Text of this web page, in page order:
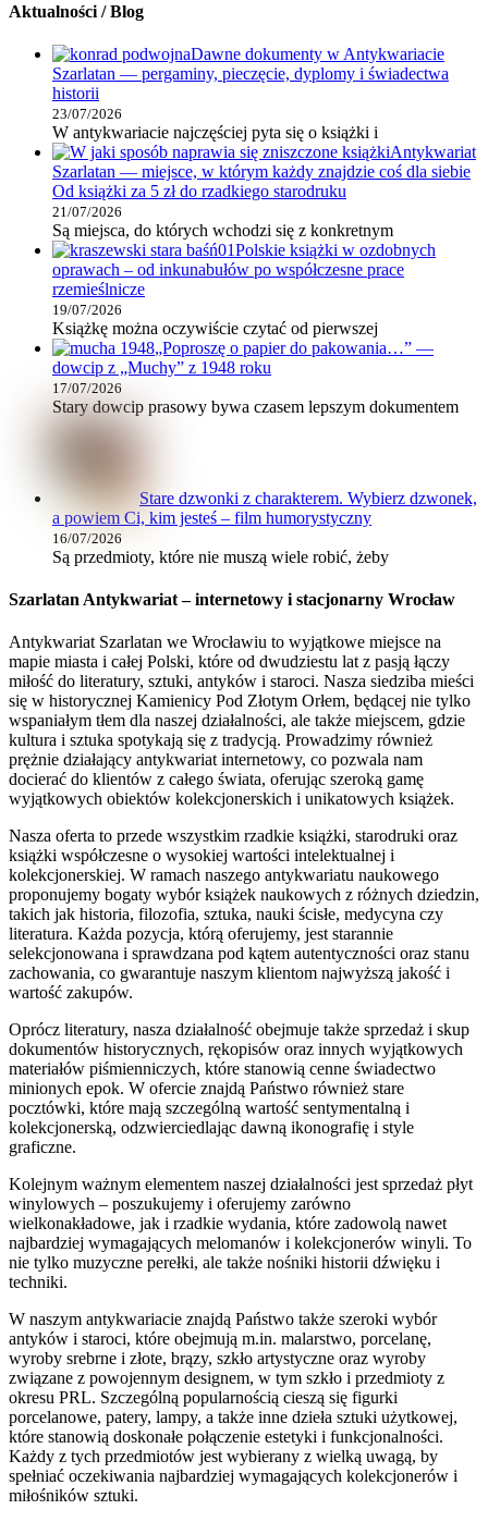
Aktualności / Blog
Dawne dokumenty w Antykwariacie
Szarlatan — pergaminy, pieczęcie, dyplomy i świadectwa
historii
23/07/2026
W antykwariacie najczęściej pyta się o książki i
Antykwariat
Szarlatan — miejsce, w którym każdy znajdzie coś dla siebie
Od książki za 5 zł do rzadkiego starodruku
21/07/2026
Są miejsca, do których wchodzi się z konkretnym
Polskie książki w ozdobnych
oprawach – od inkunabułów po współczesne prace
rzemieślnicze
19/07/2026
Książkę można oczywiście czytać od pierwszej
„Poproszę o papier do pakowania…” —
dowcip z „Muchy” z 1948 roku
17/07/2026
Stary dowcip prasowy bywa czasem lepszym dokumentem
Stare dzwonki z charakterem. Wybierz dzwonek,
a powiem Ci, kim jesteś – film humorystyczny
16/07/2026
Są przedmioty, które nie muszą wiele robić, żeby
Szarlatan Antykwariat – internetowy i stacjonarny Wrocław
Antykwariat Szarlatan we Wrocławiu to wyjątkowe miejsce na
mapie miasta i całej Polski, które od dwudziestu lat z pasją łączy
miłość do literatury, sztuki, antyków i staroci. Nasza siedziba mieści
się w historycznej Kamienicy Pod Złotym Orłem, będącej nie tylko
wspaniałym tłem dla naszej działalności, ale także miejscem, gdzie
kultura i sztuka spotykają się z tradycją. Prowadzimy również
prężnie działający antykwariat internetowy, co pozwala nam
docierać do klientów z całego świata, oferując szeroką gamę
wyjątkowych obiektów kolekcjonerskich i unikatowych książek.
Nasza oferta to przede wszystkim rzadkie książki, starodruki oraz
książki współczesne o wysokiej wartości intelektualnej i
kolekcjonerskiej. W ramach naszego antykwariatu naukowego
proponujemy bogaty wybór książek naukowych z różnych dziedzin,
takich jak historia, filozofia, sztuka, nauki ścisłe, medycyna czy
literatura. Każda pozycja, którą oferujemy, jest starannie
selekcjonowana i sprawdzana pod kątem autentyczności oraz stanu
zachowania, co gwarantuje naszym klientom najwyższą jakość i
wartość zakupów.
Oprócz literatury, nasza działalność obejmuje także sprzedaż i skup
dokumentów historycznych, rękopisów oraz innych wyjątkowych
materiałów piśmienniczych, które stanowią cenne świadectwo
minionych epok. W ofercie znajdą Państwo również stare
pocztówki, które mają szczególną wartość sentymentalną i
kolekcjonerską, odzwierciedlając dawną ikonografię i style
graficzne.
Kolejnym ważnym elementem naszej działalności jest sprzedaż płyt
winylowych – poszukujemy i oferujemy zarówno
wielkonakładowe, jak i rzadkie wydania, które zadowolą nawet
najbardziej wymagających melomanów i kolekcjonerów winyli. To
nie tylko muzyczne perełki, ale także nośniki historii dźwięku i
techniki.
W naszym antykwariacie znajdą Państwo także szeroki wybór
antyków i staroci, które obejmują m.in. malarstwo, porcelanę,
wyroby srebrne i złote, brązy, szkło artystyczne oraz wyroby
związane z powojennym designem, w tym szkło i przedmioty z
okresu PRL. Szczególną popularnością cieszą się figurki
porcelanowe, patery, lampy, a także inne dzieła sztuki użytkowej,
które stanowią doskonałe połączenie estetyki i funkcjonalności.
Każdy z tych przedmiotów jest wybierany z wielką uwagą, by
spełniać oczekiwania najbardziej wymagających kolekcjonerów i
miłośników sztuki.